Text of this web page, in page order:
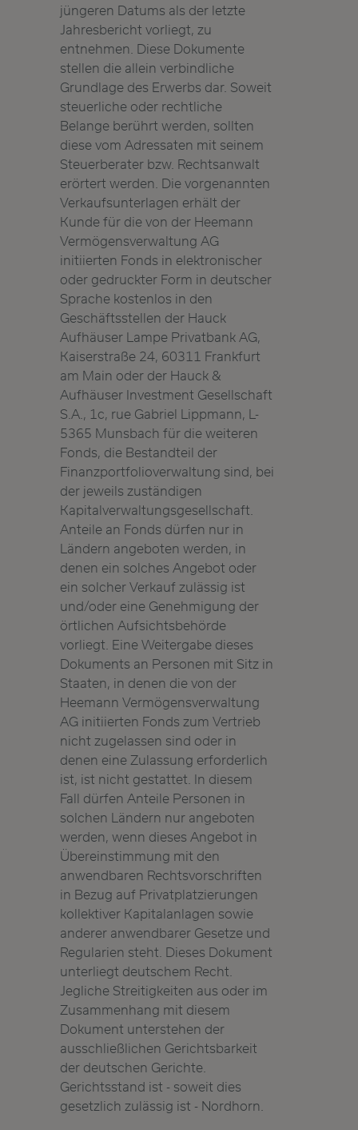
jüngeren Datums als der letzte
Jahresbericht vorliegt, zu
entnehmen. Diese Dokumente
stellen die allein verbindliche
Grundlage des Erwerbs dar. Soweit
steuerliche oder rechtliche
Belange berührt werden, sollten
diese vom Adressaten mit seinem
Steuerberater bzw. Rechtsanwalt
erörtert werden. Die vorgenannten
Verkaufsunterlagen erhält der
Kunde für die von der Heemann
Vermögensverwaltung AG
initiierten Fonds in elektronischer
oder gedruckter Form in deutscher
Sprache kostenlos in den
Geschäftsstellen der Hauck
Aufhäuser Lampe Privatbank AG,
Kaiserstraße 24, 60311 Frankfurt
am Main oder der Hauck &
Aufhäuser Investment Gesellschaft
S.A., 1c, rue Gabriel Lippmann, L-
5365 Munsbach für die weiteren
Fonds, die Bestandteil der
Finanzportfolioverwaltung sind, bei
der jeweils zuständigen
Kapitalverwaltungsgesellschaft.
Anteile an Fonds dürfen nur in
Ländern angeboten werden, in
denen ein solches Angebot oder
ein solcher Verkauf zulässig ist
und/oder eine Genehmigung der
örtlichen Aufsichtsbehörde
vorliegt. Eine Weitergabe dieses
Dokuments an Personen mit Sitz in
Staaten, in denen die von der
Heemann Vermögensverwaltung
AG initiierten Fonds zum Vertrieb
nicht zugelassen sind oder in
denen eine Zulassung erforderlich
ist, ist nicht gestattet. In diesem
Fall dürfen Anteile Personen in
solchen Ländern nur angeboten
werden, wenn dieses Angebot in
Übereinstimmung mit den
anwendbaren Rechtsvorschriften
in Bezug auf Privatplatzierungen
kollektiver Kapitalanlagen sowie
anderer anwendbarer Gesetze und
Regularien steht. Dieses Dokument
unterliegt deutschem Recht.
Jegliche Streitigkeiten aus oder im
Zusammenhang mit diesem
Dokument unterstehen der
ausschließlichen Gerichtsbarkeit
der deutschen Gerichte.
Gerichtsstand ist - soweit dies
gesetzlich zulässig ist - Nordhorn.